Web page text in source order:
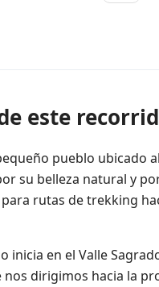
este
pueblo ubicado
su belleza natural y
rutas de trekking
inicia en el Valle
dirigimos hacia la